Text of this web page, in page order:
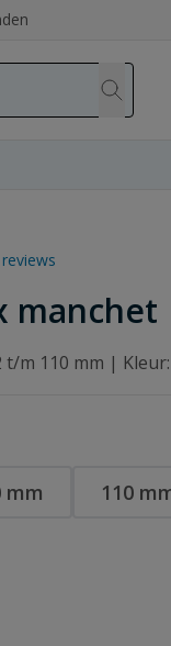
manchet
m 110 mm |
mm 110